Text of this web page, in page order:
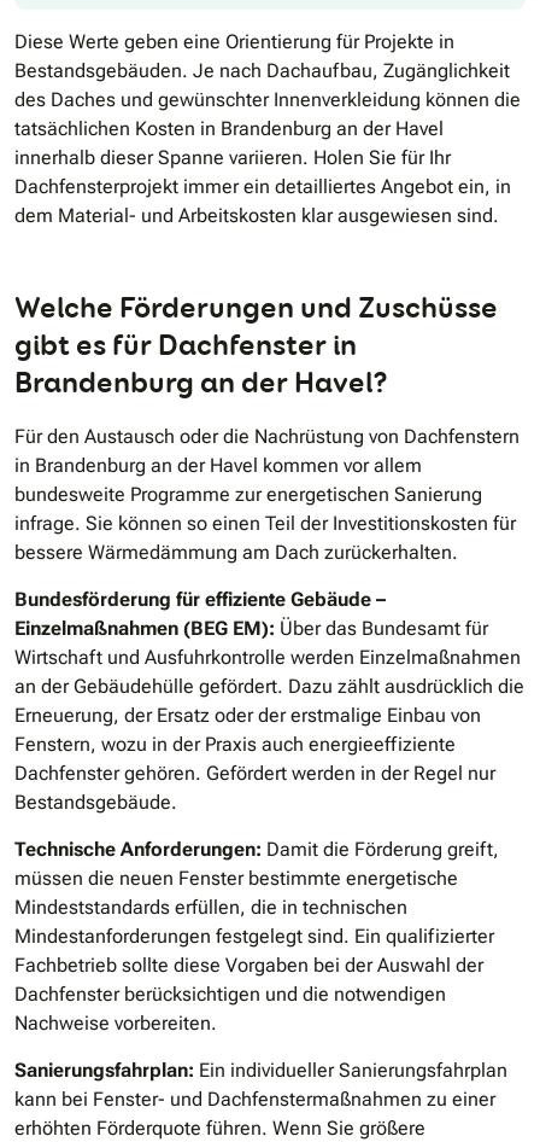
Diese Werte geben eine Orientierung für Projekte in
Bestandsgebäuden. Je nach Dachaufbau, Zugänglichkeit
des Daches und gewünschter Innenverkleidung können die
tatsächlichen Kosten in Brandenburg an der Havel
innerhalb dieser Spanne variieren. Holen Sie für Ihr
Dachfensterprojekt immer ein detailliertes Angebot ein, in
dem Material- und Arbeitskosten klar ausgewiesen sind.
Welche Förderungen und Zuschüsse
gibt es für Dachfenster in
Brandenburg an der Havel?
Für den Austausch oder die Nachrüstung von Dachfenstern
in Brandenburg an der Havel kommen vor allem
bundesweite Programme zur energetischen Sanierung
infrage. Sie können so einen Teil der Investitionskosten für
bessere Wärmedämmung am Dach zurückerhalten.
Bundesförderung für effiziente Gebäude –
Einzelmaßnahmen (BEG EM): Über das Bundesamt für
Wirtschaft und Ausfuhrkontrolle werden Einzelmaßnahmen
an der Gebäudehülle gefördert. Dazu zählt ausdrücklich die
Erneuerung, der Ersatz oder der erstmalige Einbau von
Fenstern, wozu in der Praxis auch energieeffiziente
Dachfenster gehören. Gefördert werden in der Regel nur
Bestandsgebäude.
Technische Anforderungen: Damit die Förderung greift,
müssen die neuen Fenster bestimmte energetische
Mindeststandards erfüllen, die in technischen
Mindestanforderungen festgelegt sind. Ein qualifizierter
Fachbetrieb sollte diese Vorgaben bei der Auswahl der
Dachfenster berücksichtigen und die notwendigen
Nachweise vorbereiten.
Sanierungsfahrplan: Ein individueller Sanierungsfahrplan
kann bei Fenster- und Dachfenstermaßnahmen zu einer
erhöhten Förderquote führen. Wenn Sie größere